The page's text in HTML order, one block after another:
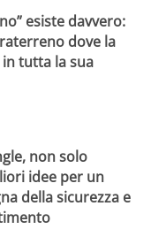
esiste davvero:
dove la
tutta la sua
non solo
idee per un
della sicurezza e